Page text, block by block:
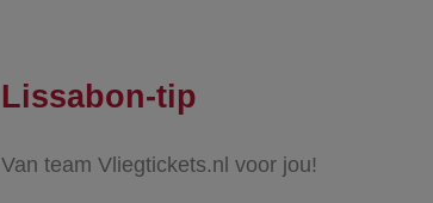
Lissabon-tip
Van team Vliegtickets.nl voor jou!